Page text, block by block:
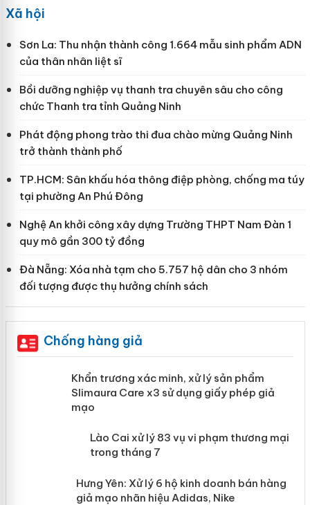
Xã hội
Sơn La: Thu nhận thành công 1.664 mẫu sinh phẩm ADN
của thân nhân liệt sĩ
Bồi dưỡng nghiệp vụ thanh tra chuyên sâu cho công
chức Thanh tra tỉnh Quảng Ninh
Phát động phong trào thi đua chào mừng Quảng Ninh
trở thành thành phố
TP.HCM: Sân khấu hóa thông điệp phòng, chống ma túy
tại phường An Phú Đông
Nghệ An khởi công xây dựng Trường THPT Nam Đàn 1
quy mô gần 300 tỷ đồng
Đà Nẵng: Xóa nhà tạm cho 5.757 hộ dân cho 3 nhóm
đối tượng được thụ hưởng chính sách
Chống hàng giả
Khẩn trương xác minh, xử lý sản phẩm
Slimaura Care x3 sử dụng giấy phép giả
mạo
Lào Cai xử lý 83 vụ vi phạm thương
mại trong tháng 7